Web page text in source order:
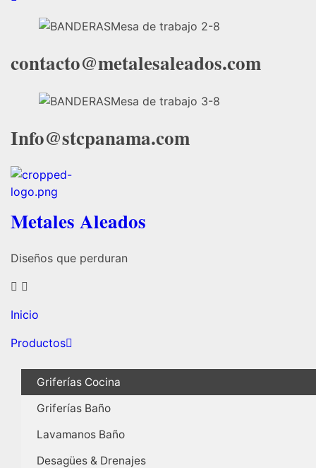
contacto@metalesaleados.com
Info@stcpanama.com
Metales Aleados
Diseños que perduran
Inicio
Productos
Griferías Cocina
Griferías Baño
Lavamanos Baño
Desagües & Drenajes